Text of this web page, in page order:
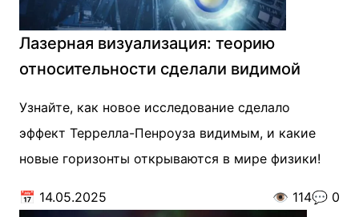
Лазерная визуализация: теорию
относительности сделали видимой
Узнайте, как новое исследование сделало
эффект Террелла-Пенроуза видимым, и какие
новые горизонты открываются в мире физики!
📅 14.05.2025 👁️ 114💬 0